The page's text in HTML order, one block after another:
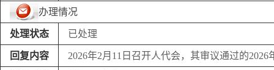
办理情况
处理状态 已处理
回复内容 2026年2月11日召开人代会，其审议通过的